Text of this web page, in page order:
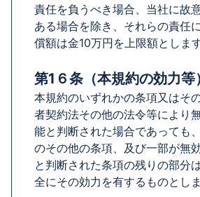
責任を負うべき場合、当社に故
ある場合を除き、それらの責任
償額は金10万円を上限額とします
第1６条（本規約の効力等）
本規約のいずれかの条項又はそ
者契約法その他の法令等により
能と判断された場合であっても
のその他の条項、及び一部が無
と判断された条項の残りの部分
全にその効力を有するものとしま